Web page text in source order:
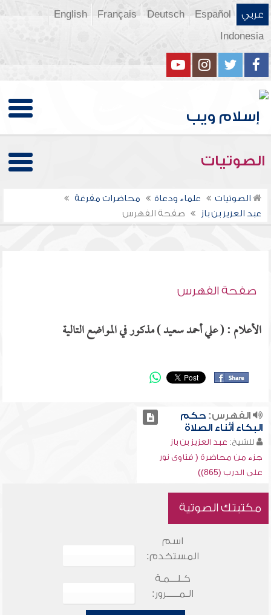
عربي Español
Deutsch
Français
English
Indonesia
الصوتيات
الصوتيات علماء ودعاة
محاضرات مفرغة
عبد العزيز بن باز
صفحة الفهرس
صفحة الفهرس
الأعلام : ( علي أحمد سعيد ) مذكور في المواضع التالية
الفهرس:حكم
البكاء أثناء الصلاة
للشيخ: عبد العزيز بن باز
جزء من محاضرة ( فتاوى نور
على الدرب (865))
مكتبتك الصوتية
اسم
المستخدم:
كـلـــمـة
الـمـــــرور: